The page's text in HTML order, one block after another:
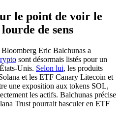
le point de voir le
de sens
Eric Balchunas a
sont désormais listés pour un
Unis. Selon lui, les produits
et les ETF Canary Litecoin et
une exposition aux tokens SOL,
les actifs. Balchunas précise
Trust pourrait basculer en ETF